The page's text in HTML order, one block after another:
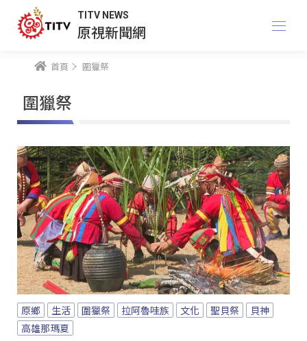
TITV NEWS
原視新聞網
首頁 圍獵祭
圍獵祭
原鄉 生活 圍獵祭 拉阿魯哇族 文化 聖貝祭
貝神
高雄那瑪夏